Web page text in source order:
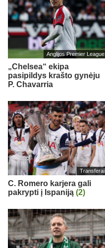
Anglijos Premier League
„Chelsea“ ekipa
pasipildys krašto gynėju
P. Chavarria
Transferai
C. Romero karjera gali
pakrypti į Ispaniją (2)